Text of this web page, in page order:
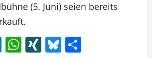
(5. Juni) seien bereits
LinkedIn
WhatsApp
XINGBluesky